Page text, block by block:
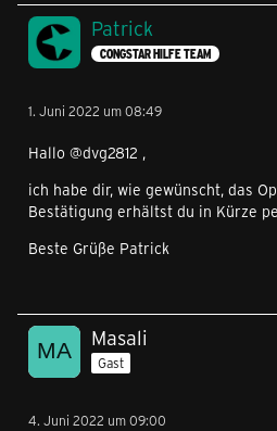
Patrick
CONGSTAR HILFE TEAM
1. Juni 2022 um 08:49
Hallo @dvg2812 ,
ich habe dir, wie gewünscht, das
Bestätigung erhältst du in Kürze
Beste Grüße Patrick
Masali
Gast
4. Juni 2022 um 09:00